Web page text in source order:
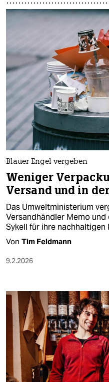
Blauer Engel vergeben
Weniger
Versand und in
Das Umweltministerium
Versandhändler Memo
Sykell für ihre
Von Tim Feldmann
9.2.2026